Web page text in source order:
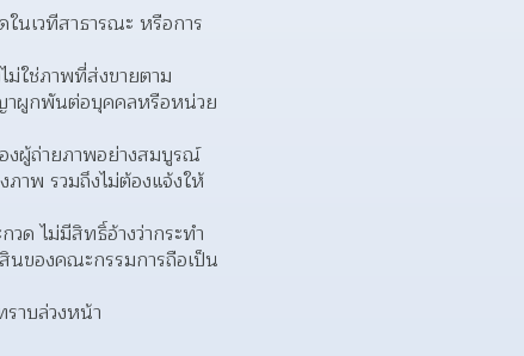
ในเวทีสาธารณะ หรือการ
ม่ใช่ภาพที่ส่งขายตาม
าผูกพันต่อบุคคลหรือหน่วย
งผู้ถ่ายภาพอย่างสมบูรณ์
าพ รวมถึงไม่ต้องแจ้งให้
ด ไม่มีสิทธิ์อ้างว่ากระทำ
นของคณะกรรมการถือเป็น
าบล่วงหน้า